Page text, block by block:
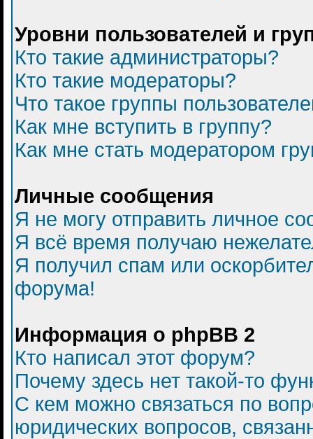
Уровни пользователей и
Кто такие администраторы?
Кто такие модераторы?
Что такое группы
Как мне вступить в группу?
Как мне стать модератором
Личные сообщения
Я не могу отправить личное
Я всё время получаю
Я получил спам или
форума!
Информация о phpBB 2
Кто написал этот форум?
Почему здесь нет такой-то
С кем можно связаться по
юридических вопросов,